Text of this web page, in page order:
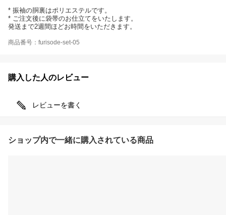
* 振袖の胴裏はポリエステルです。
* ご注文後に袋帯のお仕立てをいたします。
発送まで2週間ほどお時間をいただきます。
商品番号：furisode-set-05
購入した人のレビュー
レビューを書く
ショップ内で一緒に購入されている商品